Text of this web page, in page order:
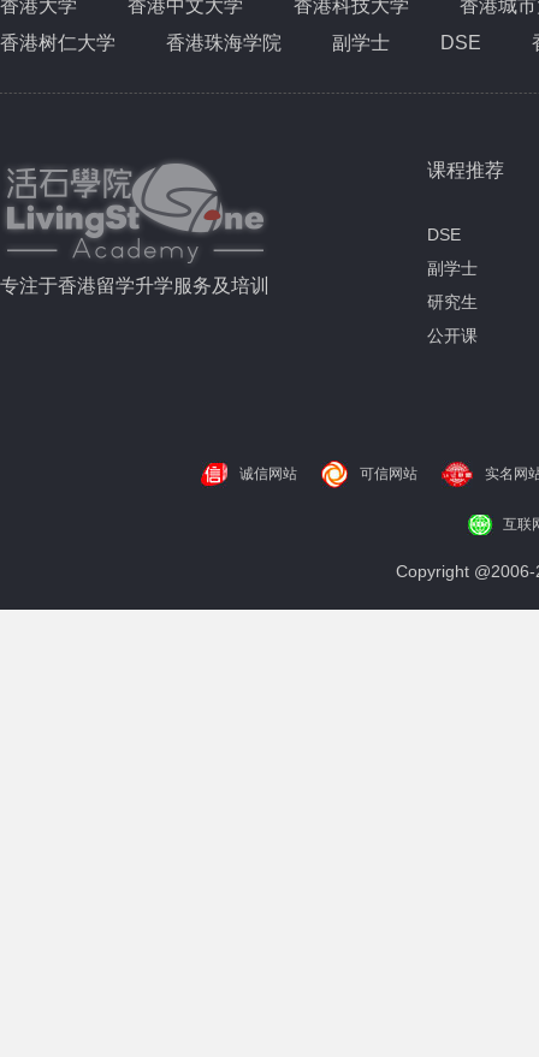
香港大学 香港中文大学 香港科技大学
香港城
香港树仁大学
香港珠海学院 副学士 DSE
专注于香港留学升学服务及培训
课程推荐
DSE
副学士
研究生
公开课
诚信网站 可信网站 实名网
互联
Copyright